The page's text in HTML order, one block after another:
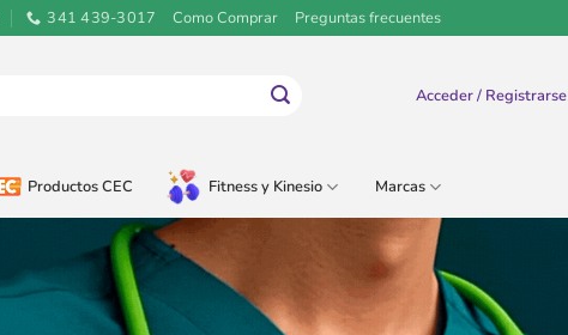
341 439-3017 Como Comprar Preguntas frecuentes
Acceder / Registrarse
Productos CEC Fitness y Kinesio Marcas